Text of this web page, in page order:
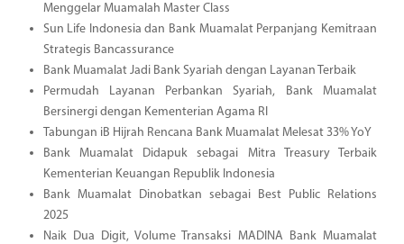
Menggelar Muamalah Master Class
Sun Life Indonesia dan Bank Muamalat Perpanjang Kemitraan
Strategis Bancassurance
Bank Muamalat Jadi Bank Syariah dengan Layanan Terbaik
Permudah Layanan Perbankan Syariah, Bank Muamalat
Bersinergi dengan Kementerian Agama RI
Tabungan iB Hijrah Rencana Bank Muamalat Melesat 33% YoY
Bank Muamalat Didapuk sebagai Mitra Treasury Terbaik
Kementerian Keuangan Republik Indonesia
Bank Muamalat Dinobatkan sebagai Best Public Relations
2025
Naik Dua Digit, Volume Transaksi MADINA Bank Muamalat